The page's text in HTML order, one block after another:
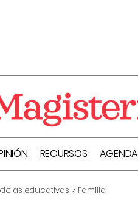
RECURSOS AGENDA
educativas Familia